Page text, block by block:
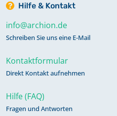
unehelicher Kinder
Taufen 1753-1763
Taufen 1803-1833
Hilfe & Kontakt
info@archion.de
Schreiben Sie uns eine E-Mail
Kontaktformular
Direkt Kontakt aufnehmen
Hilfe (FAQ)
Fragen und Antworten